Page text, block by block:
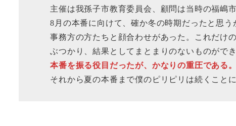
主催は我孫子市教育委員会、顧問は当時の福嶋市
8月の本番に向けて、確か冬の時期だったと思う
事務方の方たちと顔合わせがあった。これだけ
ぶつかり、結果としてまとまりのないものができ
本番を振る役目だったが、かなりの重圧である。
それから夏の本番まで僕のピリピリは続くこと